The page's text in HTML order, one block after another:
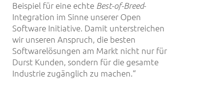
Beispiel für eine echte Best-of-Breed-
Integration im Sinne unserer Open
Software Initiative. Damit unterstreichen
wir unseren Anspruch, die besten
Softwarelösungen am Markt nicht nur für
Durst Kunden, sondern für die gesamte
Industrie zugänglich zu machen.“